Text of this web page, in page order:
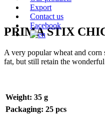
Export
Contact us
Facebook
PRIMA STIX
A very popular wheat and corn
fat, but still retain the
Weight: 35 g
Packaging: 25 pcs